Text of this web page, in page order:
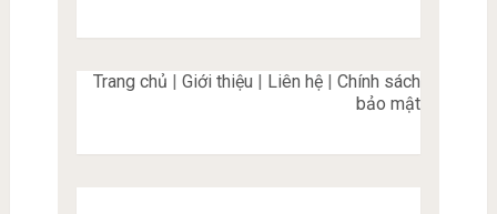
Trang chủ |Giới thiệu | Liên hệ |Chính sách
bảo mật